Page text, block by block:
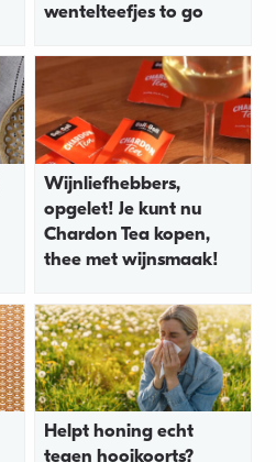
wentelteefjes to go
Wijnliefhebbers,
opgelet! Je kunt nu
Chardon Tea kopen,
thee met wijnsmaak!
Helpt honing echt
tegen hooikoorts?